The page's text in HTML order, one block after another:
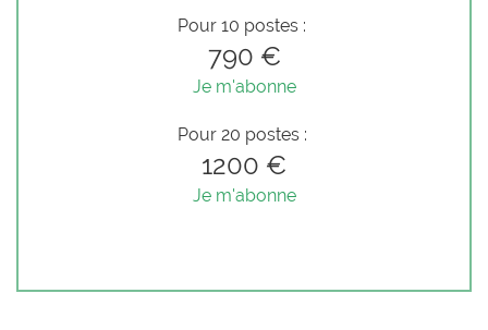
Pour 10 postes :
790 €
Je m'abonne
Pour 20 postes :
1200 €
Je m'abonne